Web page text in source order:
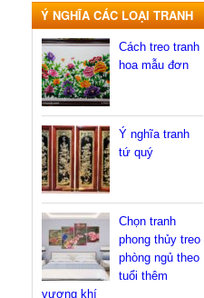
Ý NGHĨA CÁC LOẠI TRANH
Cách treo tranh
hoa mẫu đơn
Ý nghĩa tranh
tứ quý
Chọn tranh
phong thủy treo
phòng ngủ theo
tuổi thêm
vượng khí